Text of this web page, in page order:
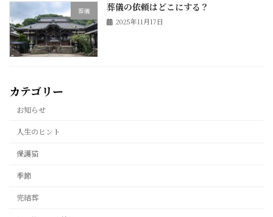
葬儀 葬儀の依頼はどこにする？
2025年11月17日
カテゴリー
お知らせ
人生のヒント
保護猫
季節
完結葬